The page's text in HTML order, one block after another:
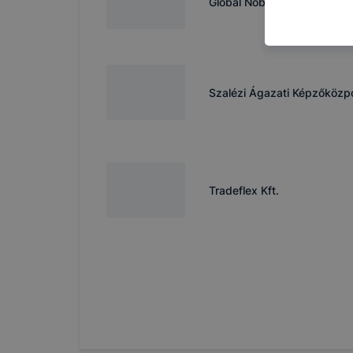
Szalézi Ágazati
Tradeflex Kft.
használja
látogatja,
még jobb
Minden
legtöbb
teljes